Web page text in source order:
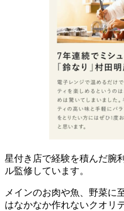
星付き店で経験を積んだ腕
ル監修 しています。
メインのお肉や魚、野菜に
はなかなか作れないクオリ